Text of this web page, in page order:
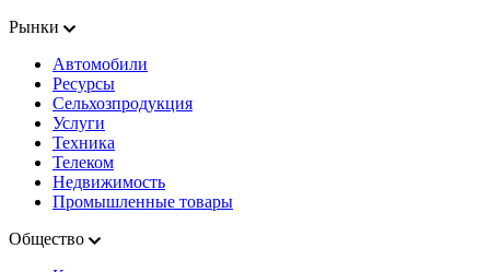
Рынки
Автомобили
Ресурсы
Сельхозпродукция
Услуги
Техника
Телеком
Недвижимость
Промышленные товары
Общество